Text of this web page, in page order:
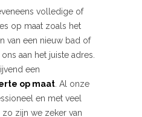
volledige of
op maat zoals het
van een nieuw bad of
aan het juiste adres.
een
op maat . Al onze
en met veel
zijn we zeker van